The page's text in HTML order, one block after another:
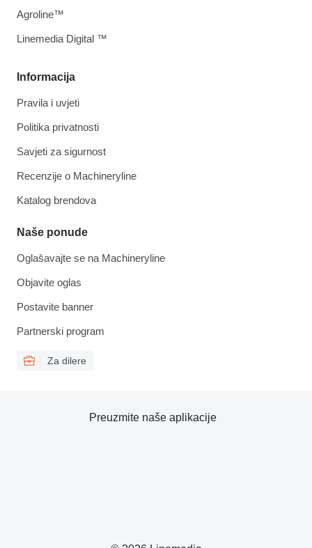
Informacija
Pravila i uvjeti
Politika privatnosti
Savjeti za sigurnost
Recenzije o Machineryline
Katalog brendova
Naše ponude
Oglašavajte se na Machineryline
Objavite oglas
Postavite banner
Partnerski program
Za dilere
Agroline™
Linemedia Digital ™
Preuzmite naše aplikacije